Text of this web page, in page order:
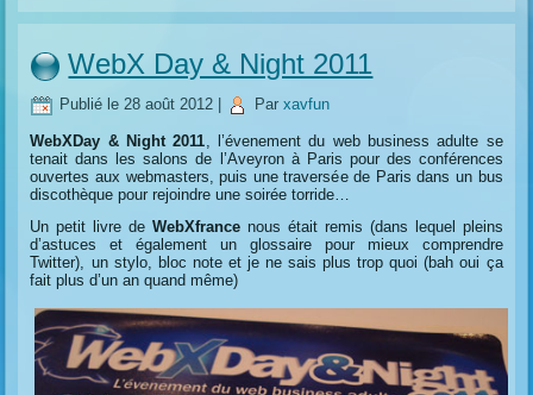
WebX Day & Night 2011
Publié le 28 août 2012 Par xavfun
WebXDay & Night 2011 , l’évenement du web business adulte se
tenait dans les salons de l’Aveyron à Paris pour des conférences
ouvertes aux webmasters, puis une traversée de Paris dans un bus
discothèque pour rejoindre une soirée torride…
Un petit livre deWebXfrance nous était remis (dans lequel pleins
d’astuces et également un glossaire pour mieux comprendre
Twitter), un stylo, bloc note et je ne sais plus trop quoi (bah oui ça
fait plus d’un an quand même)